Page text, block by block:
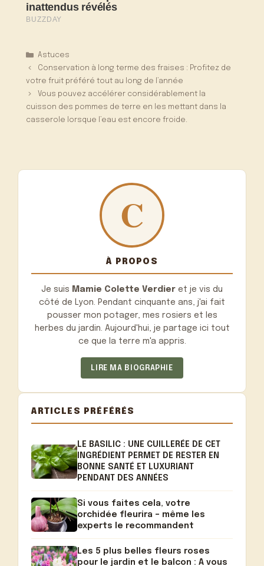
Catégories
Astuces
Conservation à long terme des fraises : Profitez de
votre fruit préféré tout au long de l’année
Vous pouvez accélérer considérablement la
cuisson des pommes de terre en les mettant dans la
casserole lorsque l’eau est encore froide.
À PROPOS
Je suis Mamie Colette Verdier et je vis du
côté de Lyon. Pendant cinquante ans, j'ai fait
pousser mon potager, mes rosiers et les
herbes du jardin. Aujourd'hui, je partage ici tout
ce que la terre m'a appris.
LIRE MA BIOGRAPHIE
ARTICLES PRÉFÉRÉS
LE BASILIC : UNE CUILLERÉE DE CET
INGRÉDIENT PERMET DE RESTER EN
BONNE SANTÉ ET LUXURIANT
PENDANT DES ANNÉES
Si vous faites cela, votre
orchidée fleurira – même les
experts le recommandent
Les 5 plus belles fleurs roses
pour le jardin et le balcon : A vous